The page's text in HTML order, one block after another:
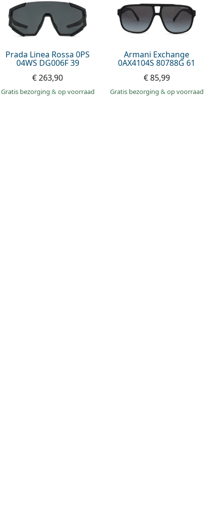
Prada Linea Rossa 0PS
04WS DG006F 39
€ 263,90
Gratis bezorging & op voorraad
Armani Exchange
0AX4104S 80788G 61
€ 85,99
Gratis bezorging & op voorraad